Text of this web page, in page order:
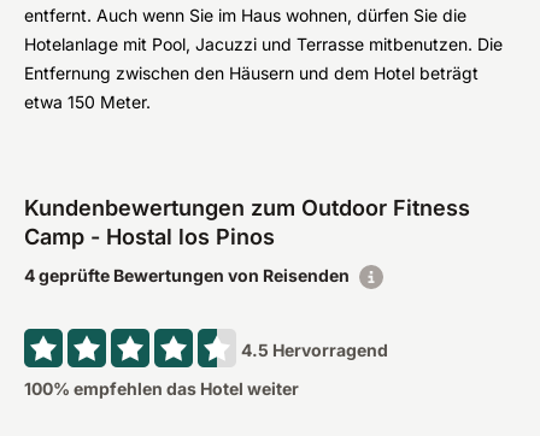
entfernt. Auch wenn Sie im Haus wohnen, dürfen Sie die
Hotelanlage mit Pool, Jacuzzi und Terrasse mitbenutzen. Die
Entfernung zwischen den Häusern und dem Hotel beträgt
etwa 150 Meter.
Kundenbewertungen zum Outdoor Fitness
Camp - Hostal los Pinos
4 geprüfte Bewertungen von Reisenden
4.5 Hervorragend
100% empfehlen das Hotel weiter